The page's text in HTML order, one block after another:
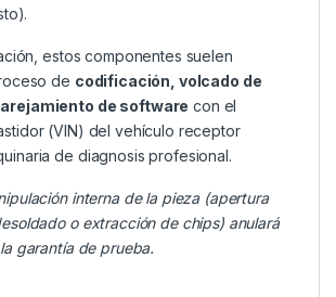
estos componentes suelen
de codificación, volcado de
de software con el
(VIN) del vehículo receptor
de diagnosis profesional.
interna de la pieza (apertura
o extracción de chips) anulará
garantía de prueba.